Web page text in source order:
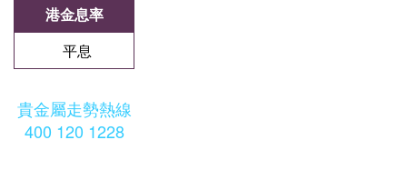
港金息率
平息
貴金屬走勢熱線
400 120 1228